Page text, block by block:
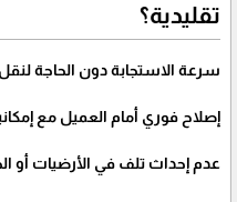
تقليدية؟
سرعة الاستجابة دون الحاجة لنقل
إصلاح فوري أمام العميل مع
عدم إحداث تلف في الأرضيات أو